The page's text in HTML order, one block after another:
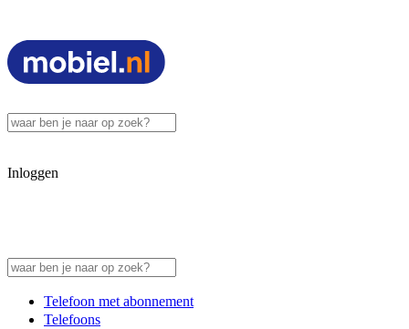
Inloggen
Telefoon met abonnement
Telefoons